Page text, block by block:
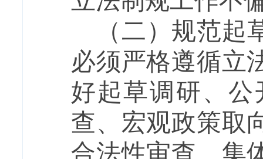
（二）规范起
必须严格遵循立
好起草调研、
查、宏观政策取
合法性审查、集